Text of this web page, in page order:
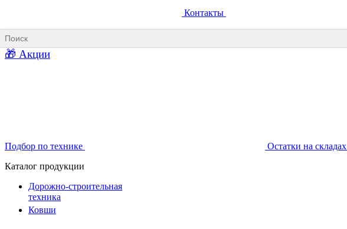
Ковши для фронтальных погрузчиков
Контакты
🎁 Акции
Подбор по технике
Остатки на складах
Каталог продукции
Дорожно-строительная
техника
Ковши